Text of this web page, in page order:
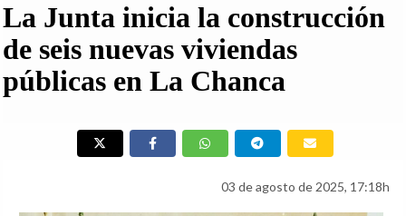
La Junta inicia la construcción
de seis nuevas viviendas
públicas en La Chanca
03 de agosto de 2025, 17:18h